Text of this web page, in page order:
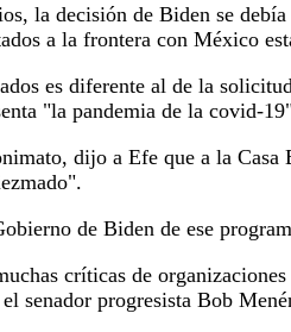
la decisión de Biden se
a la frontera con México
es diferente al de la
"la pandemia de la covid-
dijo a Efe que a la
de Biden de ese
críticas de
senador progresista Bob